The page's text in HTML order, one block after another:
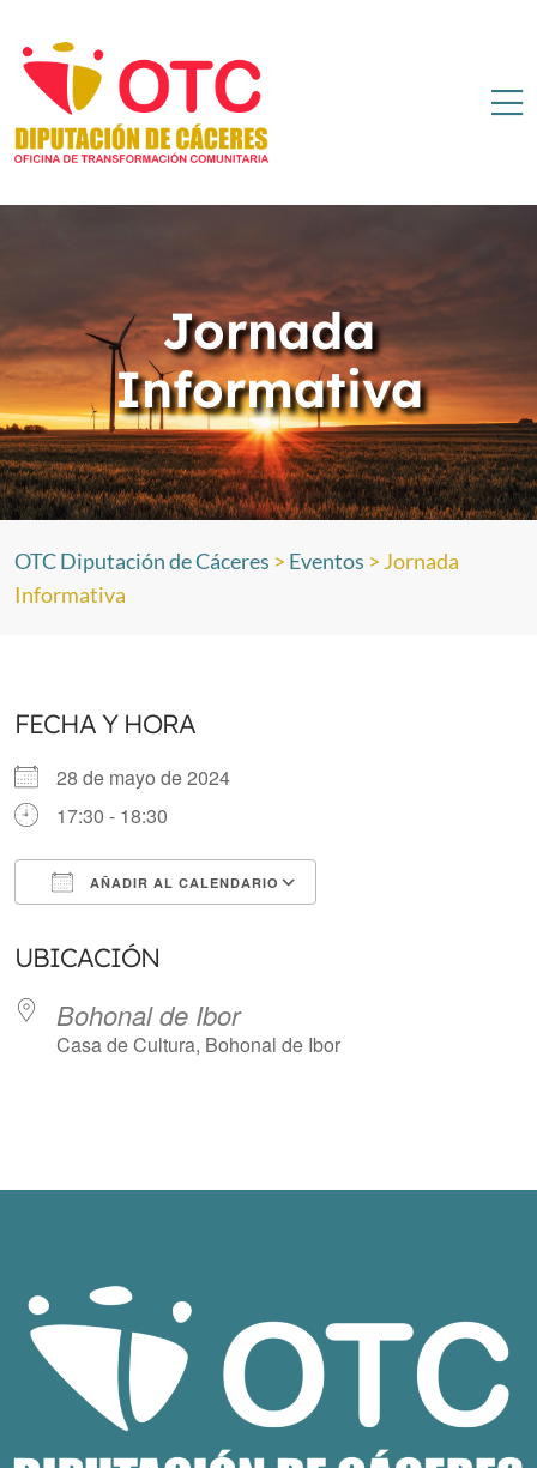
Jornada
Informativa
OTC Diputación de Cáceres > Eventos > Jornada
Informativa
FECHA Y HORA
28 de mayo de 2024
17:30 - 18:30
AÑADIR AL CALENDARIO
UBICACIÓN
Bohonal de Ibor
Casa de Cultura, Bohonal de Ibor